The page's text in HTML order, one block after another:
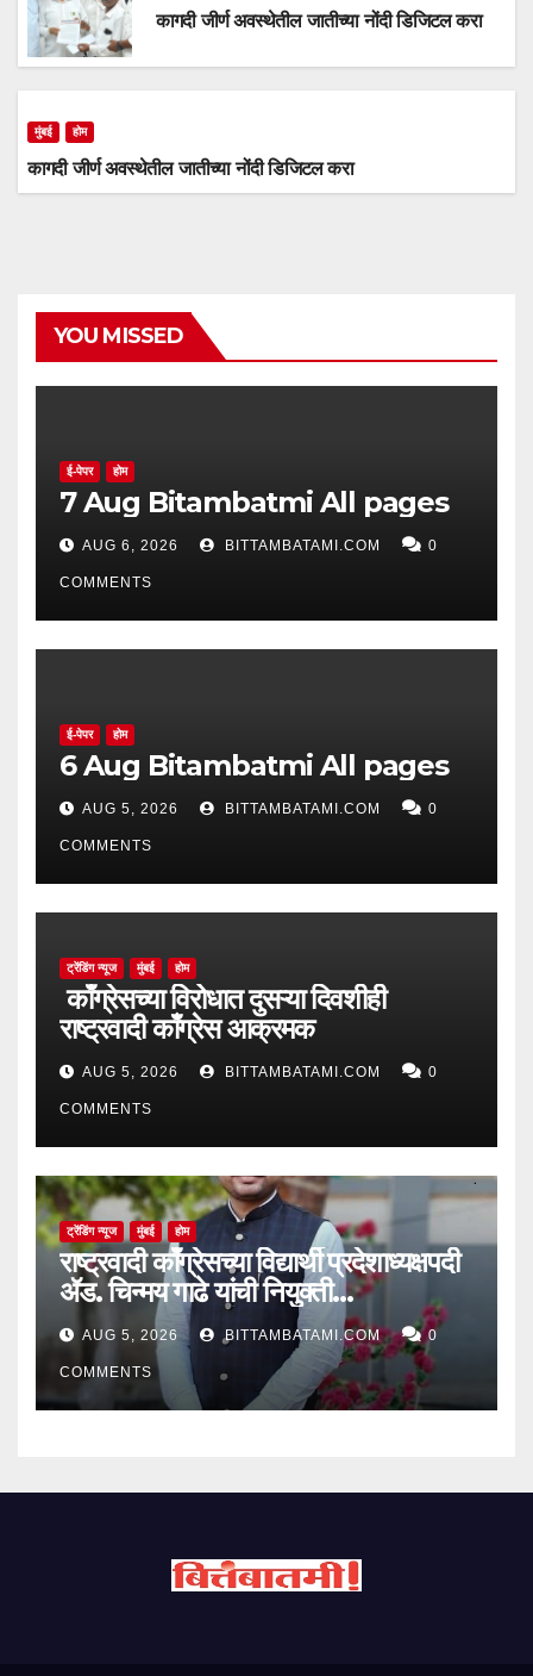
कागदी जीर्ण अवस्थेतील जातीच्या नोंदी डिजिटल करा
मुंबई होम
कागदी जीर्ण अवस्थेतील जातीच्या नोंदी डिजिटल करा
YOU MISSED
ई-पेपर होम
7 Aug Bitambatmi All pages
AUG 6, 2026 BITTAMBATAMI.COM 0
COMMENTS
ई-पेपर होम
6 Aug Bitambatmi All pages
AUG 5, 2026 BITTAMBATAMI.COM 0
COMMENTS
ट्रेंडिंग न्यूज मुंबई होम
काँग्रेसच्या विरोधात दुसऱ्या दिवशीही
राष्ट्रवादी काँग्रेस आक्रमक
AUG 5, 2026 BITTAMBATAMI.COM 0
COMMENTS
ट्रेंडिंग न्यूज मुंबई होम
राष्ट्रवादी काँग्रेसच्या विद्यार्थी प्रदेशाध्यक्षपदी
ॲड. चिन्मय गाढे यांची नियुक्ती…
AUG 5, 2026 BITTAMBATAMI.COM 0
COMMENTS